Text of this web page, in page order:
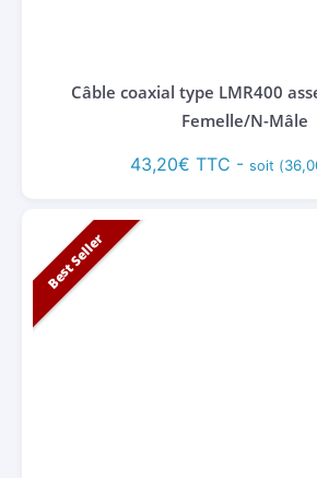
Câble coaxial type LMR400
Femelle/N-Mâle
43,20€ TTC - soit (
Best Seller